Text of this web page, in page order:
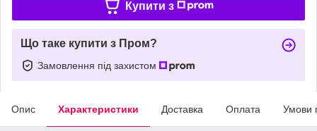
Купити з
Що таке купити з Пром?
Замовлення під захистом
Опис Характеристики Доставка Оплата Умови